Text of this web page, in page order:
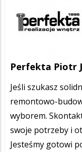
Perfekta Piotr
Jeśli szukasz
remontowo-
wyborem.
swoje potrzeby i
Jesteśmy gotowi